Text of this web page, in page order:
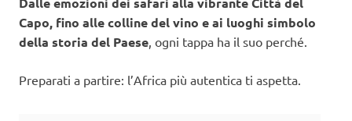
Capo, fino alle colline del vino e ai luoghi simbolo
della storia del Paese, ogni tappa ha il suo perché.
Preparati a partire: l’Africa più autentica ti aspetta.